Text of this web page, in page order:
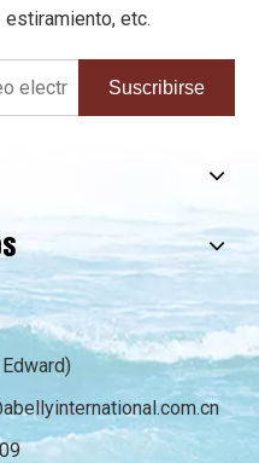
estiramiento, etc.
Suscribirse